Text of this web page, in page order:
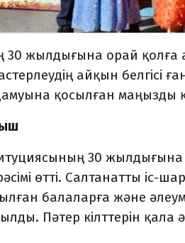
30 жылды­ғына орай қолға
айқын белгісі
қосылған ма­ңызды
30 жылдығына
рәсімі өтті. Салтанатты
балаларға және
Пәтер кілттерін қала